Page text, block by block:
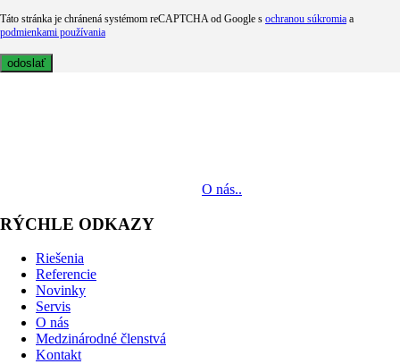
Táto stránka je chránená systémom reCAPTCHA od Google s ochranou súkromia a
podmienkami používania
O nás..
RÝCHLE ODKAZY
Riešenia
Referencie
Novinky
Servis
O nás
Medzinárodné členstvá
Kontakt